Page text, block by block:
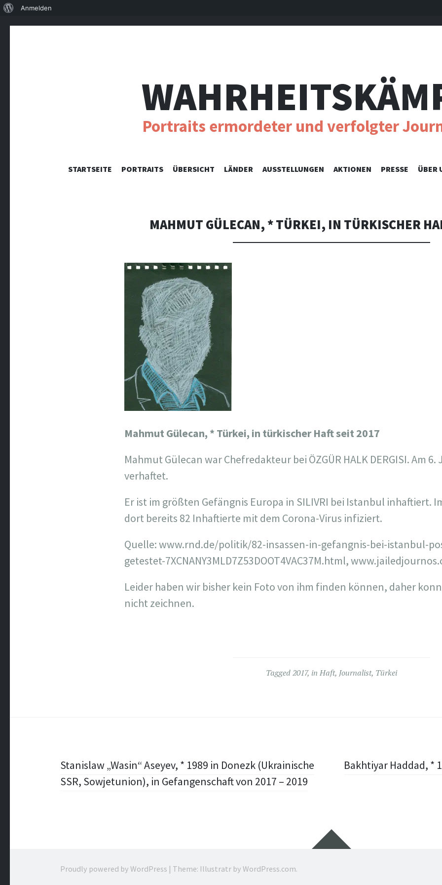
Portraits ermordeter und verfolgter
SKIP
STARTSEITE PORTRAITS ÜBERSICHT LÄNDER AUSSTELLUNGEN AKTIONEN PRESSE ÜBER
MAHMUT GÜLECAN, * TÜRKEI, IN TÜRKISCHER
Mahmut Gülecan, * Türkei, in türkischer Haft seit 2017
Mahmut Gülecan war Chefredakteur bei ÖZGÜR HALK DERGISI. Am
verhaftet.
Er ist im größten Gefängnis Europa in SILIVRI bei Istanbul inhaftiert.
dort bereits 82 Inhaftierte mit dem Corona-Virus infiziert.
Quelle: www.rnd.de/politik/82-insassen-in-gefangnis-bei-istanbul-
getestet-7XCNANY3MLD7Z53DOOT4VAC37M.html,
Leider haben wir bisher kein Foto von ihm finden können, daher
nicht zeichnen.
Tagged2017, in Haft, Journalist, Türkei
Post
navigation
Stanislaw „Wasin“ Aseyev, * 1989 in Donezk (Ukrainische
SSR, Sowjetunion), in Gefangenschaft von 2017 – 2019
Bakhtiyar Haddad, *
Widgets
Proudly powered by WordPress | Theme: Illustratr by WordPress.com.
Über
Anmelden